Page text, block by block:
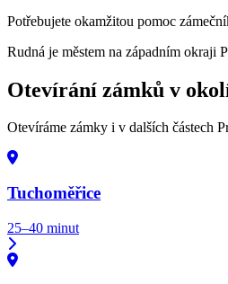
Potřebujete okamžitou pomoc
Rudná je městem na západním okraji
Otevírání zámků v
Otevíráme zámky i v dalších částech
Tuchoměřice
25–40 minut